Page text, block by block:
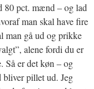
80 pct. mænd – og lad
man skal have fire
man gå ud og prikke
alene fordi du er
Så er det køn – og
pillet ud. Jeg